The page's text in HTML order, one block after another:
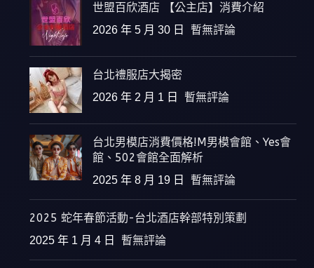
世盟百欣酒店 【公主店】消費介紹
2026 年 5 月 30 日 暫無評論
台北禮服店大揭密
2026 年 2 月 1 日 暫無評論
台北男模店消費價格!M男模會館、Yes會
館、502會館全面解析
2025 年 8 月 19 日 暫無評論
2025 蛇年春節活動-台北酒店幹部特別策劃
2025 年 1 月 4 日 暫無評論